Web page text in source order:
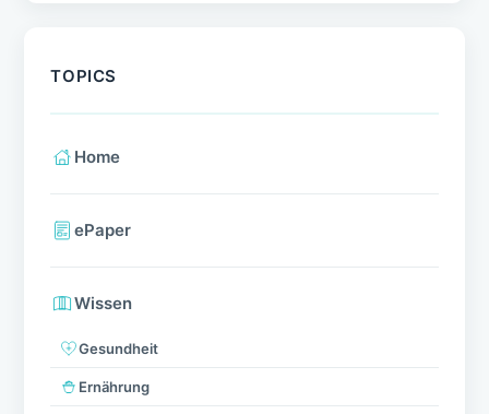
TOPICS
Home
ePaper
Wissen
Gesundheit
Ernährung